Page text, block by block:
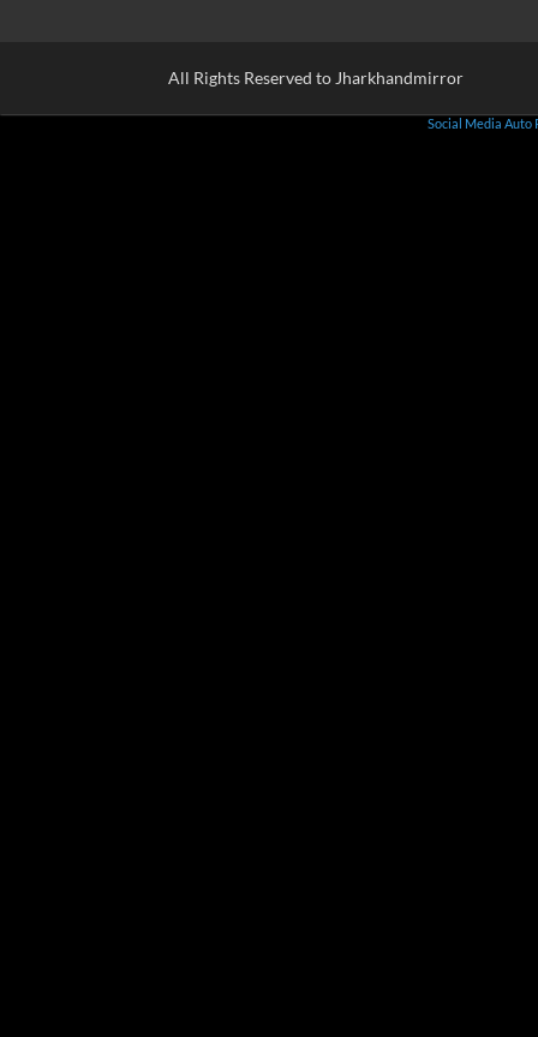
All Rights Reserved to Jharkhandmirror
Social Media Auto